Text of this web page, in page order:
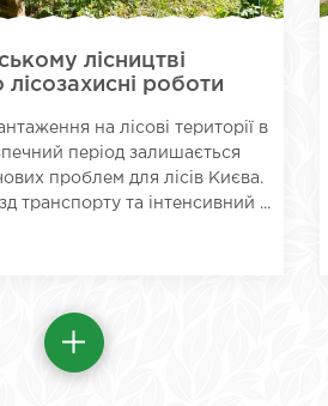
лісництві
роботи
на лісові території в
період залишається
проблем для лісів Києва.
транспорту та інтенсивний ...